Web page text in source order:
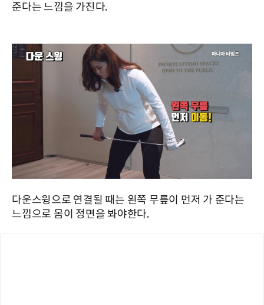
준다는 느낌을 가진다.
다운스윙으로 연결될 때는 왼쪽 무릎이 먼저 가 준다는
느낌으로 몸이 정면을 봐야한다.